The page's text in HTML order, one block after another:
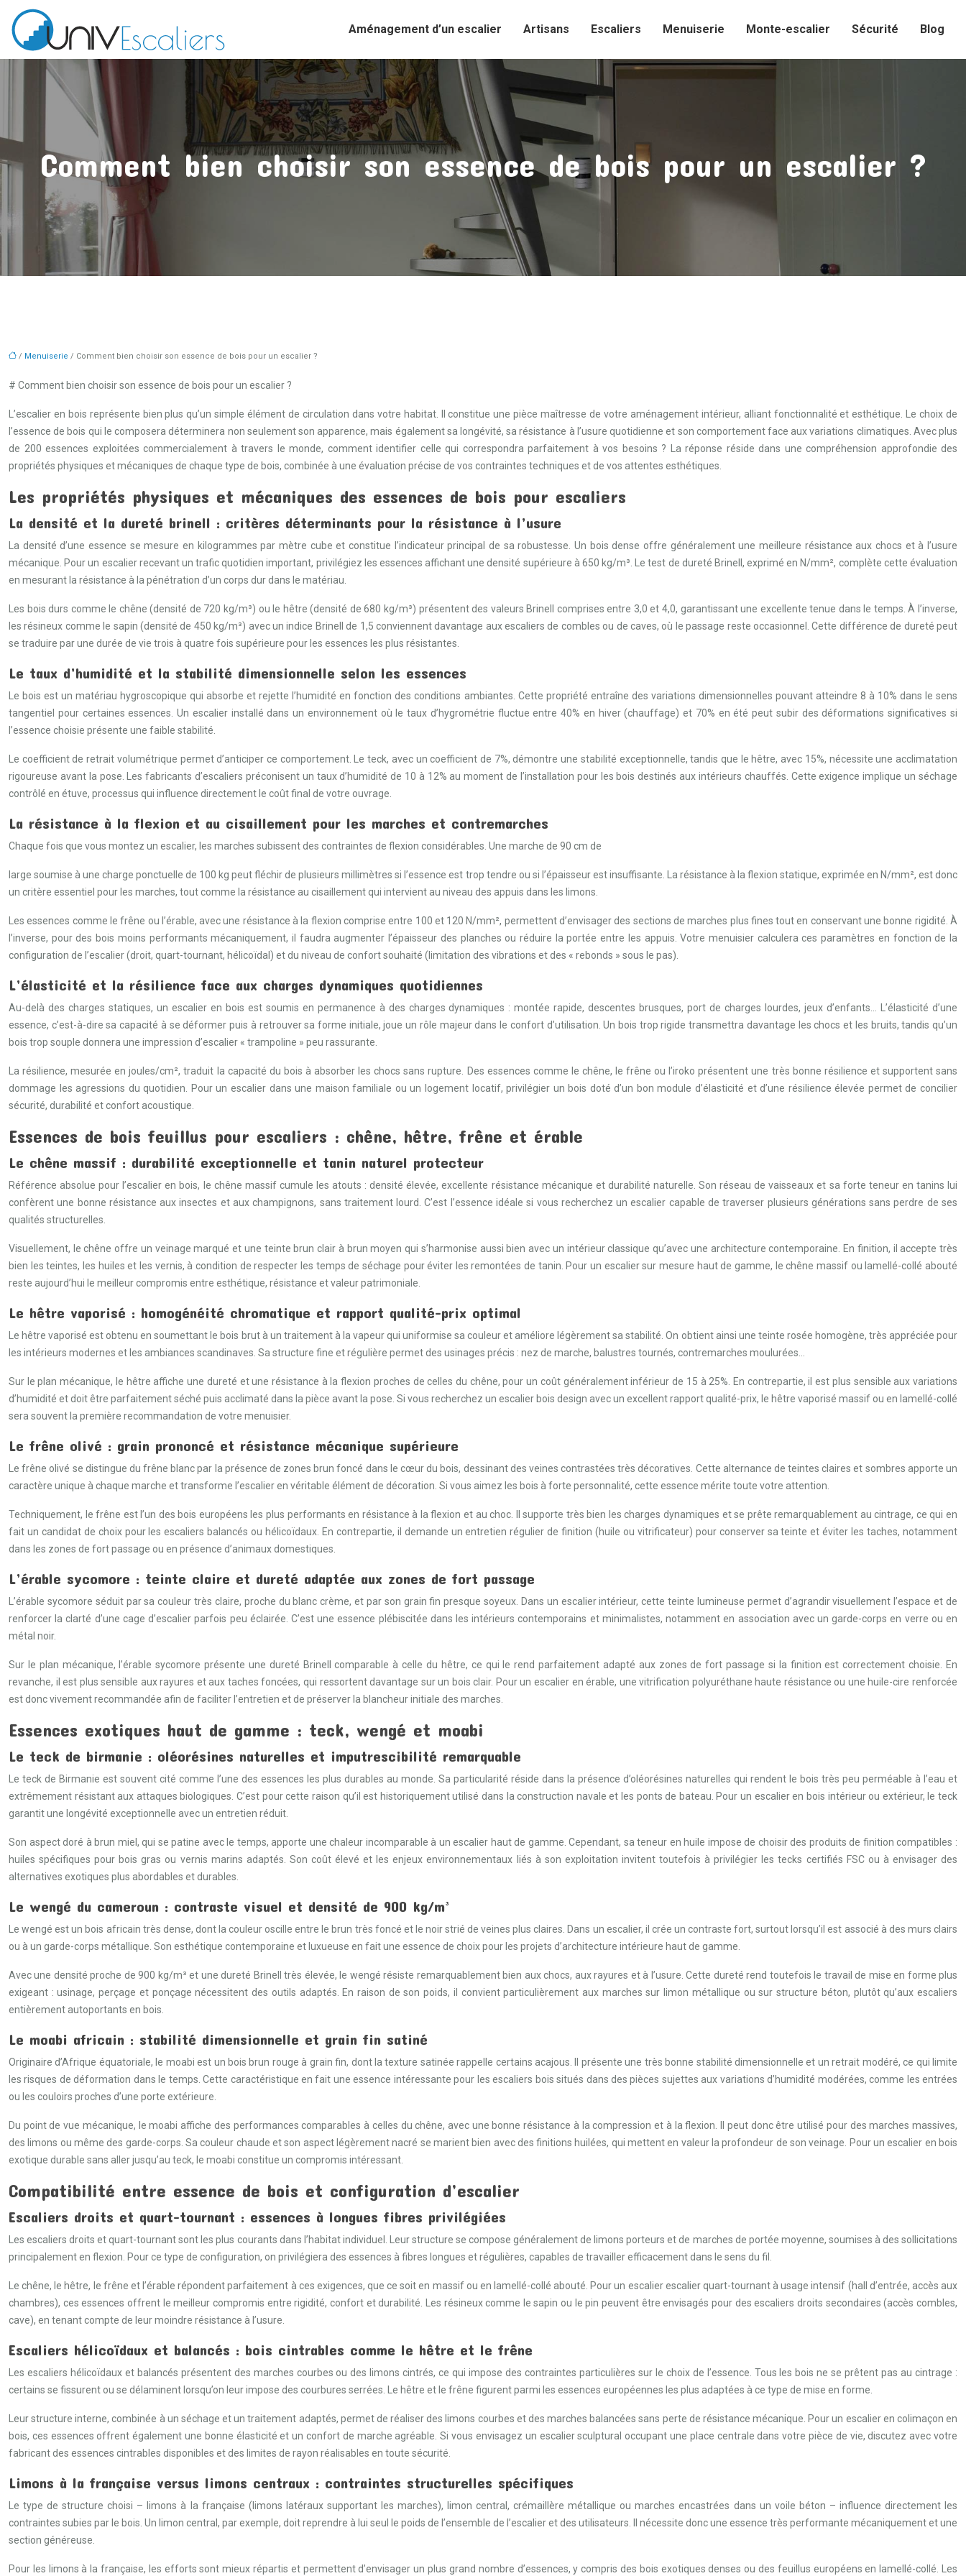
Aménagement d’un escalier Artisans Escaliers Menuiserie Monte-escalier Sécurité Blog
Comment bien choisir son essence de bois pour un escalier ?
/ Menuiserie / Comment bien choisir son essence de bois pour un escalier ?
# Comment bien choisir son essence de bois pour un escalier ?
L’escalier en bois représente bien plus qu’un simple élément de circulation dans votre habitat. Il constitue une pièce maîtresse de votre aménagement intérieur, alliant fonctionnalité et esthétique. Le choix de
l’essence de bois qui le composera déterminera non seulement son apparence, mais également sa longévité, sa résistance à l’usure quotidienne et son comportement face aux variations climatiques. Avec plus
de 200 essences exploitées commercialement à travers le monde, comment identifier celle qui correspondra parfaitement à vos besoins ? La réponse réside dans une compréhension approfondie des
propriétés physiques et mécaniques de chaque type de bois, combinée à une évaluation précise de vos contraintes techniques et de vos attentes esthétiques.
Les propriétés physiques et mécaniques des essences de bois pour escaliers
La densité et la dureté brinell : critères déterminants pour la résistance à l’usure
La densité d’une essence se mesure en kilogrammes par mètre cube et constitue l’indicateur principal de sa robustesse. Un bois dense offre généralement une meilleure résistance aux chocs et à l’usure
mécanique. Pour un escalier recevant un trafic quotidien important, privilégiez les essences affichant une densité supérieure à 650 kg/m³. Le test de dureté Brinell, exprimé en N/mm², complète cette évaluation
en mesurant la résistance à la pénétration d’un corps dur dans le matériau.
Les bois durs comme le chêne (densité de 720 kg/m³) ou le hêtre (densité de 680 kg/m³) présentent des valeurs Brinell comprises entre 3,0 et 4,0, garantissant une excellente tenue dans le temps. À l’inverse,
les résineux comme le sapin (densité de 450 kg/m³) avec un indice Brinell de 1,5 conviennent davantage aux escaliers de combles ou de caves, où le passage reste occasionnel. Cette différence de dureté peut
se traduire par une durée de vie trois à quatre fois supérieure pour les essences les plus résistantes.
Le taux d’humidité et la stabilité dimensionnelle selon les essences
Le bois est un matériau hygroscopique qui absorbe et rejette l’humidité en fonction des conditions ambiantes. Cette propriété entraîne des variations dimensionnelles pouvant atteindre 8 à 10% dans le sens
tangentiel pour certaines essences. Un escalier installé dans un environnement où le taux d’hygrométrie fluctue entre 40% en hiver (chauffage) et 70% en été peut subir des déformations significatives si
l’essence choisie présente une faible stabilité.
Le coefficient de retrait volumétrique permet d’anticiper ce comportement. Le teck, avec un coefficient de 7%, démontre une stabilité exceptionnelle, tandis que le hêtre, avec 15%, nécessite une acclimatation
rigoureuse avant la pose. Les fabricants d’escaliers préconisent un taux d’humidité de 10 à 12% au moment de l’installation pour les bois destinés aux intérieurs chauffés. Cette exigence implique un séchage
contrôlé en étuve, processus qui influence directement le coût final de votre ouvrage.
La résistance à la flexion et au cisaillement pour les marches et contremarches
Chaque fois que vous montez un escalier, les marches subissent des contraintes de flexion considérables. Une marche de 90 cm de
large soumise à une charge ponctuelle de 100 kg peut fléchir de plusieurs millimètres si l’essence est trop tendre ou si l’épaisseur est insuffisante. La résistance à la flexion statique, exprimée en N/mm², est donc
un critère essentiel pour les marches, tout comme la résistance au cisaillement qui intervient au niveau des appuis dans les limons.
Les essences comme le frêne ou l’érable, avec une résistance à la flexion comprise entre 100 et 120 N/mm², permettent d’envisager des sections de marches plus fines tout en conservant une bonne rigidité. À
l’inverse, pour des bois moins performants mécaniquement, il faudra augmenter l’épaisseur des planches ou réduire la portée entre les appuis. Votre menuisier calculera ces paramètres en fonction de la
configuration de l’escalier (droit, quart-tournant, hélicoïdal) et du niveau de confort souhaité (limitation des vibrations et des « rebonds » sous le pas).
L’élasticité et la résilience face aux charges dynamiques quotidiennes
Au-delà des charges statiques, un escalier en bois est soumis en permanence à des charges dynamiques : montée rapide, descentes brusques, port de charges lourdes, jeux d’enfants… L’élasticité d’une
essence, c’est-à-dire sa capacité à se déformer puis à retrouver sa forme initiale, joue un rôle majeur dans le confort d’utilisation. Un bois trop rigide transmettra davantage les chocs et les bruits, tandis qu’un
bois trop souple donnera une impression d’escalier « trampoline » peu rassurante.
La résilience, mesurée en joules/cm², traduit la capacité du bois à absorber les chocs sans rupture. Des essences comme le chêne, le frêne ou l’iroko présentent une très bonne résilience et supportent sans
dommage les agressions du quotidien. Pour un escalier dans une maison familiale ou un logement locatif, privilégier un bois doté d’un bon module d’élasticité et d’une résilience élevée permet de concilier
sécurité, durabilité et confort acoustique.
Essences de bois feuillus pour escaliers : chêne, hêtre, frêne et érable
Le chêne massif : durabilité exceptionnelle et tanin naturel protecteur
Référence absolue pour l’escalier en bois, le chêne massif cumule les atouts : densité élevée, excellente résistance mécanique et durabilité naturelle. Son réseau de vaisseaux et sa forte teneur en tanins lui
confèrent une bonne résistance aux insectes et aux champignons, sans traitement lourd. C’est l’essence idéale si vous recherchez un escalier capable de traverser plusieurs générations sans perdre de ses
qualités structurelles.
Visuellement, le chêne offre un veinage marqué et une teinte brun clair à brun moyen qui s’harmonise aussi bien avec un intérieur classique qu’avec une architecture contemporaine. En finition, il accepte très
bien les teintes, les huiles et les vernis, à condition de respecter les temps de séchage pour éviter les remontées de tanin. Pour un escalier sur mesure haut de gamme, le chêne massif ou lamellé-collé abouté
reste aujourd’hui le meilleur compromis entre esthétique, résistance et valeur patrimoniale.
Le hêtre vaporisé : homogénéité chromatique et rapport qualité-prix optimal
Le hêtre vaporisé est obtenu en soumettant le bois brut à un traitement à la vapeur qui uniformise sa couleur et améliore légèrement sa stabilité. On obtient ainsi une teinte rosée homogène, très appréciée pour
les intérieurs modernes et les ambiances scandinaves. Sa structure fine et régulière permet des usinages précis : nez de marche, balustres tournés, contremarches moulurées…
Sur le plan mécanique, le hêtre affiche une dureté et une résistance à la flexion proches de celles du chêne, pour un coût généralement inférieur de 15 à 25%. En contrepartie, il est plus sensible aux variations
d’humidité et doit être parfaitement séché puis acclimaté dans la pièce avant la pose. Si vous recherchez un escalier bois design avec un excellent rapport qualité-prix, le hêtre vaporisé massif ou en lamellé-collé
sera souvent la première recommandation de votre menuisier.
Le frêne olivé : grain prononcé et résistance mécanique supérieure
Le frêne olivé se distingue du frêne blanc par la présence de zones brun foncé dans le cœur du bois, dessinant des veines contrastées très décoratives. Cette alternance de teintes claires et sombres apporte un
caractère unique à chaque marche et transforme l’escalier en véritable élément de décoration. Si vous aimez les bois à forte personnalité, cette essence mérite toute votre attention.
Techniquement, le frêne est l’un des bois européens les plus performants en résistance à la flexion et au choc. Il supporte très bien les charges dynamiques et se prête remarquablement au cintrage, ce qui en
fait un candidat de choix pour les escaliers balancés ou hélicoïdaux. En contrepartie, il demande un entretien régulier de finition (huile ou vitrificateur) pour conserver sa teinte et éviter les taches, notamment
dans les zones de fort passage ou en présence d’animaux domestiques.
L’érable sycomore : teinte claire et dureté adaptée aux zones de fort passage
L’érable sycomore séduit par sa couleur très claire, proche du blanc crème, et par son grain fin presque soyeux. Dans un escalier intérieur, cette teinte lumineuse permet d’agrandir visuellement l’espace et de
renforcer la clarté d’une cage d’escalier parfois peu éclairée. C’est une essence plébiscitée dans les intérieurs contemporains et minimalistes, notamment en association avec un garde-corps en verre ou en
métal noir.
Sur le plan mécanique, l’érable sycomore présente une dureté Brinell comparable à celle du hêtre, ce qui le rend parfaitement adapté aux zones de fort passage si la finition est correctement choisie. En
revanche, il est plus sensible aux rayures et aux taches foncées, qui ressortent davantage sur un bois clair. Pour un escalier en érable, une vitrification polyuréthane haute résistance ou une huile-cire renforcée
est donc vivement recommandée afin de faciliter l’entretien et de préserver la blancheur initiale des marches.
Essences exotiques haut de gamme : teck, wengé et moabi
Le teck de birmanie : oléorésines naturelles et imputrescibilité remarquable
Le teck de Birmanie est souvent cité comme l’une des essences les plus durables au monde. Sa particularité réside dans la présence d’oléorésines naturelles qui rendent le bois très peu perméable à l’eau et
extrêmement résistant aux attaques biologiques. C’est pour cette raison qu’il est historiquement utilisé dans la construction navale et les ponts de bateau. Pour un escalier en bois intérieur ou extérieur, le teck
garantit une longévité exceptionnelle avec un entretien réduit.
Son aspect doré à brun miel, qui se patine avec le temps, apporte une chaleur incomparable à un escalier haut de gamme. Cependant, sa teneur en huile impose de choisir des produits de finition compatibles :
huiles spécifiques pour bois gras ou vernis marins adaptés. Son coût élevé et les enjeux environnementaux liés à son exploitation invitent toutefois à privilégier les tecks certifiés FSC ou à envisager des
alternatives exotiques plus abordables et durables.
Le wengé du cameroun : contraste visuel et densité de 900 kg/m³
Le wengé est un bois africain très dense, dont la couleur oscille entre le brun très foncé et le noir strié de veines plus claires. Dans un escalier, il crée un contraste fort, surtout lorsqu’il est associé à des murs clairs
ou à un garde-corps métallique. Son esthétique contemporaine et luxueuse en fait une essence de choix pour les projets d’architecture intérieure haut de gamme.
Avec une densité proche de 900 kg/m³ et une dureté Brinell très élevée, le wengé résiste remarquablement bien aux chocs, aux rayures et à l’usure. Cette dureté rend toutefois le travail de mise en forme plus
exigeant : usinage, perçage et ponçage nécessitent des outils adaptés. En raison de son poids, il convient particulièrement aux marches sur limon métallique ou sur structure béton, plutôt qu’aux escaliers
entièrement autoportants en bois.
Le moabi africain : stabilité dimensionnelle et grain fin satiné
Originaire d’Afrique équatoriale, le moabi est un bois brun rouge à grain fin, dont la texture satinée rappelle certains acajous. Il présente une très bonne stabilité dimensionnelle et un retrait modéré, ce qui limite
les risques de déformation dans le temps. Cette caractéristique en fait une essence intéressante pour les escaliers bois situés dans des pièces sujettes aux variations d’humidité modérées, comme les entrées
ou les couloirs proches d’une porte extérieure.
Du point de vue mécanique, le moabi affiche des performances comparables à celles du chêne, avec une bonne résistance à la compression et à la flexion. Il peut donc être utilisé pour des marches massives,
des limons ou même des garde-corps. Sa couleur chaude et son aspect légèrement nacré se marient bien avec des finitions huilées, qui mettent en valeur la profondeur de son veinage. Pour un escalier en bois
exotique durable sans aller jusqu’au teck, le moabi constitue un compromis intéressant.
Compatibilité entre essence de bois et configuration d’escalier
Escaliers droits et quart-tournant : essences à longues fibres privilégiées
Les escaliers droits et quart-tournant sont les plus courants dans l’habitat individuel. Leur structure se compose généralement de limons porteurs et de marches de portée moyenne, soumises à des sollicitations
principalement en flexion. Pour ce type de configuration, on privilégiera des essences à fibres longues et régulières, capables de travailler efficacement dans le sens du fil.
Le chêne, le hêtre, le frêne et l’érable répondent parfaitement à ces exigences, que ce soit en massif ou en lamellé-collé abouté. Pour un escalier escalier quart-tournant à usage intensif (hall d’entrée, accès aux
chambres), ces essences offrent le meilleur compromis entre rigidité, confort et durabilité. Les résineux comme le sapin ou le pin peuvent être envisagés pour des escaliers droits secondaires (accès combles,
cave), en tenant compte de leur moindre résistance à l’usure.
Escaliers hélicoïdaux et balancés : bois cintrables comme le hêtre et le frêne
Les escaliers hélicoïdaux et balancés présentent des marches courbes ou des limons cintrés, ce qui impose des contraintes particulières sur le choix de l’essence. Tous les bois ne se prêtent pas au cintrage :
certains se fissurent ou se délaminent lorsqu’on leur impose des courbures serrées. Le hêtre et le frêne figurent parmi les essences européennes les plus adaptées à ce type de mise en forme.
Leur structure interne, combinée à un séchage et un traitement adaptés, permet de réaliser des limons courbes et des marches balancées sans perte de résistance mécanique. Pour un escalier en colimaçon en
bois, ces essences offrent également une bonne élasticité et un confort de marche agréable. Si vous envisagez un escalier sculptural occupant une place centrale dans votre pièce de vie, discutez avec votre
fabricant des essences cintrables disponibles et des limites de rayon réalisables en toute sécurité.
Limons à la française versus limons centraux : contraintes structurelles spécifiques
Le type de structure choisi – limons à la française (limons latéraux supportant les marches), limon central, crémaillère métallique ou marches encastrées dans un voile béton – influence directement les
contraintes subies par le bois. Un limon central, par exemple, doit reprendre à lui seul le poids de l’ensemble de l’escalier et des utilisateurs. Il nécessite donc une essence très performante mécaniquement et une
section généreuse.
Pour les limons à la française, les efforts sont mieux répartis et permettent d’envisager un plus grand nombre d’essences, y compris des bois exotiques denses ou des feuillus européens en lamellé-collé. Les